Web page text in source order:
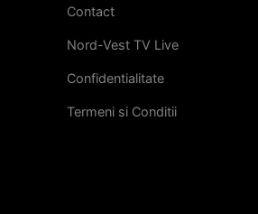
Contact
Nord-Vest TV Live
Confidentialitate
Termeni si Conditii